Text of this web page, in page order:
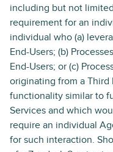
including but not
requirement for an
individual who (a)
End-Users; (b)
End-Users; or (c)
originating from a Third
functionality similar to
Services and which
require an individual
for such interaction.